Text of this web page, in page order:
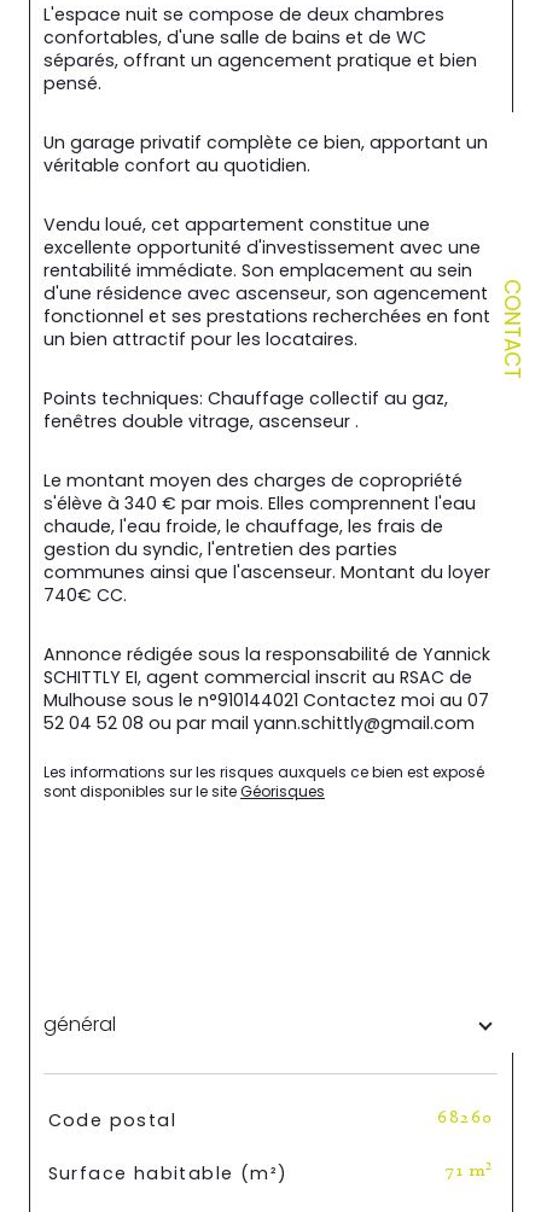
CONTACT
L'espace nuit se compose de deux chambres
confortables, d'une salle de bains et de WC
séparés, offrant un agencement pratique et bien
pensé.
Un garage privatif complète ce bien, apportant un
véritable confort au quotidien.
Vendu loué, cet appartement constitue une
excellente opportunité d'investissement avec une
rentabilité immédiate. Son emplacement au sein
d'une résidence avec ascenseur, son agencement
fonctionnel et ses prestations recherchées en font
un bien attractif pour les locataires.
Points techniques: Chauffage collectif au gaz,
fenêtres double vitrage, ascenseur .
Le montant moyen des charges de copropriété
s'élève à 340 € par mois. Elles comprennent l'eau
chaude, l'eau froide, le chauffage, les frais de
gestion du syndic, l'entretien des parties
communes ainsi que l'ascenseur. Montant du loyer
740€ CC.
Annonce rédigée sous la responsabilité de Yannick
SCHITTLY EI, agent commercial inscrit au RSAC de
Mulhouse sous le n°910144021 Contactez moi au 07
52 04 52 08 ou par mail yann.schittly@gmail.com
Les informations sur les risques auxquels ce bien est exposé
sont disponibles sur le site Géorisques
général
TRAD_SIROCCO_Caracteristique
Code postal 68260
Surface habitable (m²) 71 m²